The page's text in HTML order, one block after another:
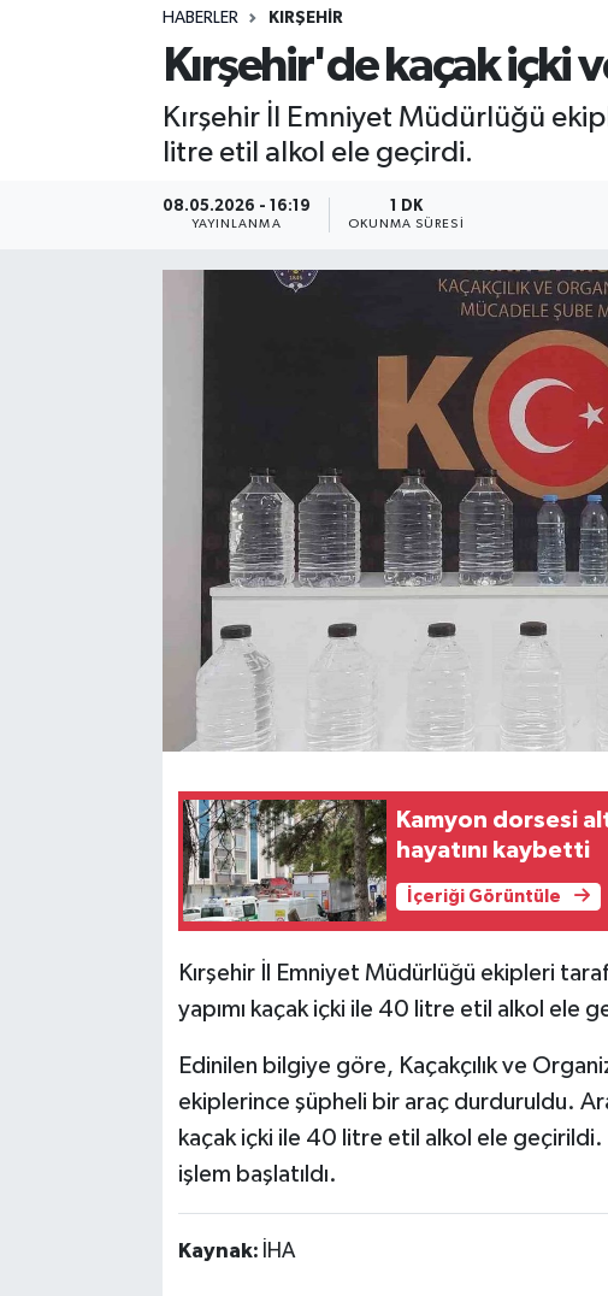
HABERLER KIRŞEHIR
Kırşehir'de kaçak içki
Kırşehir İl Emniyet Müdürlüğü
litre etil alkol ele geçirdi.
08.05.2026 - 16:19
YAYINLANMA
1 DK
OKUNMA SÜRESI
Kamyon dorsesi
hayatını kaybetti
İçeriği Görüntüle
Kırşehir İl Emniyet Müdürlüğü ekipleri
yapımı kaçak içki ile 40 litre etil alkol ele
Edinilen bilgiye göre, Kaçakçılık ve
ekiplerince şüpheli bir araç durduruldu.
kaçak içki ile 40 litre etil alkol ele geçirildi.
işlem başlatıldı.
Kaynak: İHA